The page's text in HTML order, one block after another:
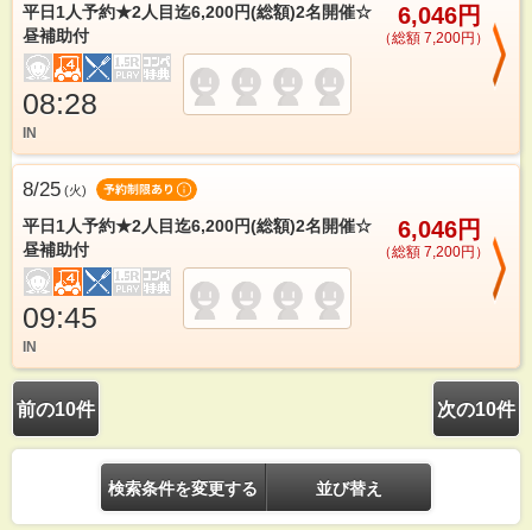
平日1人予約★2人目迄6,200円(総額)2名開催☆
昼補助付
6,046円
（総額 7,200円）
08:28
IN
8/25 (火)
平日1人予約★2人目迄6,200円(総額)2名開催☆
昼補助付
6,046円
（総額 7,200円）
09:45
IN
前の10件 次の10件
検索条件を変更する 並び替え